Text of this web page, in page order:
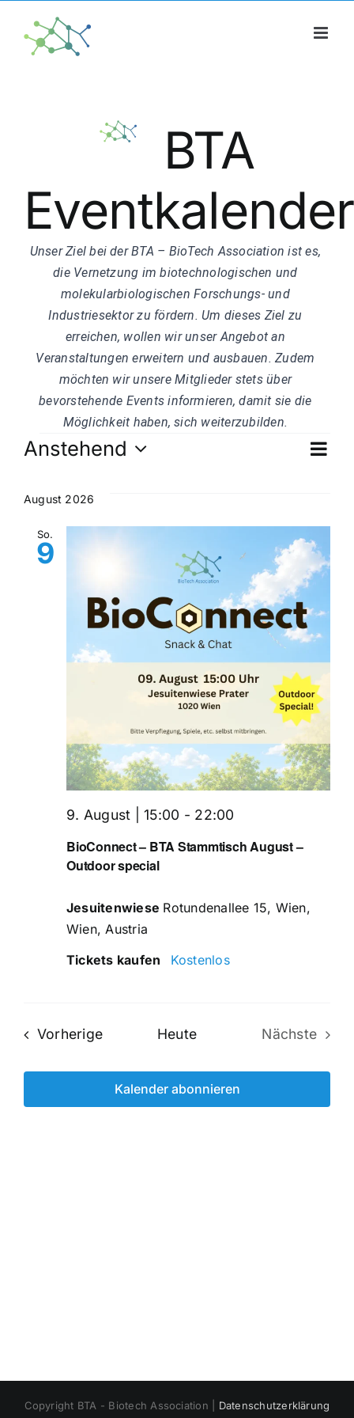
content
BTA
Eventkalender
Unser Ziel bei der BTA – BioTech Association ist es,
die Vernetzung im biotechnologischen und
molekularbiologischen Forschungs- und
Industriesektor zu fördern. Um dieses Ziel zu
erreichen, wollen wir unser Angebot an
Veranstaltungen erweitern und ausbauen. Zudem
möchten wir unsere Mitglieder stets über
bevorstehende Events informieren, damit sie die
Möglichkeit haben, sich weiterzubilden.
Liste
Anstehend
wählen.
August 2026
So.
9
BioConnect – BTA Stammtisch August –
Outdoor special
9. August | 15:00 - 22:00
Jesuitenwiese Rotundenallee 15, Wien,
Wien, Austria
Tickets kaufen
Kostenlos
VorherigeVeranstaltungen
Heute
Nächste
Kalender abonnieren
Copyright BTA - Biotech Association | Datenschutzerklärung